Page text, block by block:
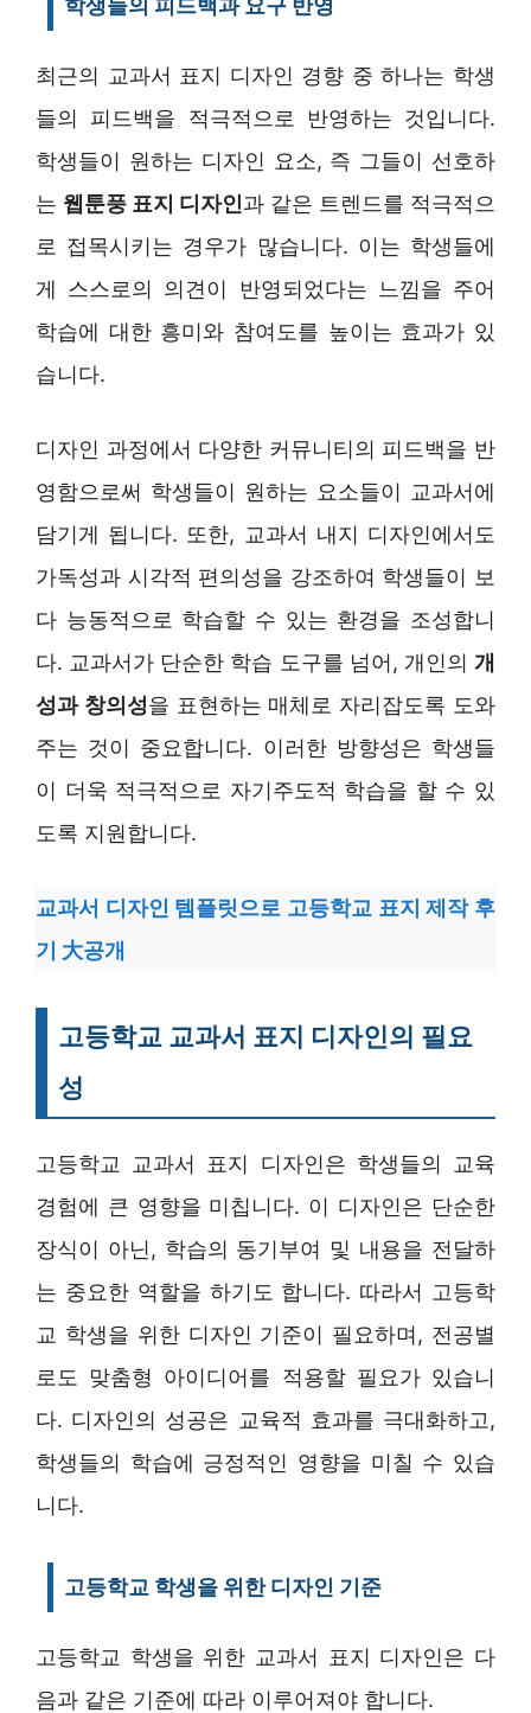
학생들의 피드백과 요구 반영
최근의 교과서 표지 디자인 경향 중 하나는 학생
들의 피드백을 적극적으로 반영하는 것입니다.
학생들이 원하는 디자인 요소, 즉 그들이 선호하
는 웹툰풍 표지 디자인과 같은 트렌드를 적극적으
로 접목시키는 경우가 많습니다. 이는 학생들에
게 스스로의 의견이 반영되었다는 느낌을 주어
학습에 대한 흥미와 참여도를 높이는 효과가 있
습니다.
디자인 과정에서 다양한 커뮤니티의 피드백을 반
영함으로써 학생들이 원하는 요소들이 교과서에
담기게 됩니다. 또한, 교과서 내지 디자인에서도
가독성과 시각적 편의성을 강조하여 학생들이 보
다 능동적으로 학습할 수 있는 환경을 조성합니
다. 교과서가 단순한 학습 도구를 넘어, 개인의 개
성과 창의성을 표현하는 매체로 자리잡도록 도와
주는 것이 중요합니다. 이러한 방향성은 학생들
이 더욱 적극적으로 자기주도적 학습을 할 수 있
도록 지원합니다.
교과서 디자인 템플릿으로 고등학교 표지 제작 후
기 大공개
고등학교 교과서 표지 디자인의 필요
성
고등학교 교과서 표지 디자인은 학생들의 교육
경험에 큰 영향을 미칩니다. 이 디자인은 단순한
장식이 아닌, 학습의 동기부여 및 내용을 전달하
는 중요한 역할을 하기도 합니다. 따라서 고등학
교 학생을 위한 디자인 기준이 필요하며, 전공별
로도 맞춤형 아이디어를 적용할 필요가 있습니
다. 디자인의 성공은 교육적 효과를 극대화하고,
학생들의 학습에 긍정적인 영향을 미칠 수 있습
니다.
고등학교 학생을 위한 디자인 기준
고등학교 학생을 위한 교과서 표지 디자인은 다
음과 같은 기준에 따라 이루어져야 합니다.